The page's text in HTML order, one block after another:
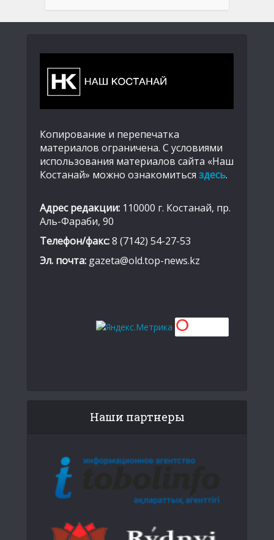
Копирование и перепечатка
материалов ограничена. С условиями
использования материалов сайта «Наш
Костанай» можно ознакомиться здесь.
Адрес редакции: 110000 г. Костанай, пр.
Аль-Фараби, 90
Телефон/факс:8 (7142) 54-27-53
Эл. почта: gazeta@old.top-news.kz
Наши партнеры